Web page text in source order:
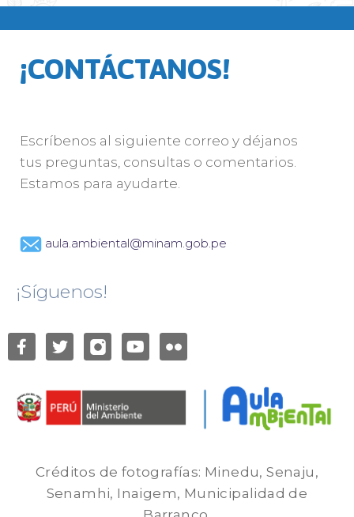
¡CONTÁCTANOS!
Escríbenos al siguiente correo y déjanos
tus preguntas, consultas o comentarios.
Estamos para ayudarte.
aula.ambiental@minam.gob.pe
¡Síguenos!
Créditos de fotografías: Minedu, Senaju,
Senamhi, Inaigem, Municipalidad de